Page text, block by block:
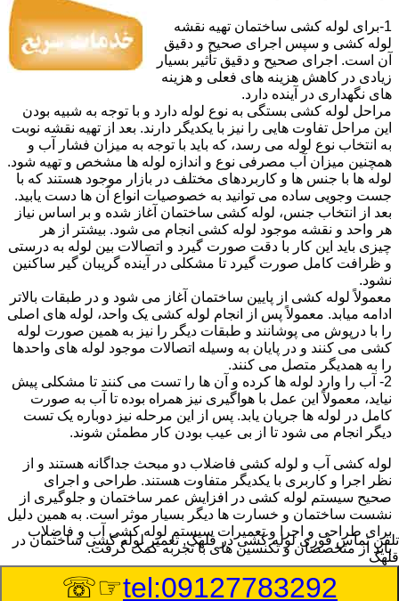
1-برای لوله کشی ساختمان تهیه نقشه
لوله کشی و سپس اجرای صحیح و دقیق
آن است. اجرای صحیح و دقیق تأثیر بسیار
زیادی در کاهش هزینه های فعلی و هزینه
های نگهداری در آینده دارد.
مراحل لوله کشی بستگی به نوع لوله دارد و با توجه به شبیه بودن
این مراحل تفاوت هایی را نیز با یکدیگر دارند. بعد از تهیه نقشه نوبت
به انتخاب نوع لوله می رسد، که باید با توجه به میزان فشار آب و
همچنین میزان آب مصرفی نوع و اندازه لوله ها مشخص و تهیه شود.
لوله ها با جنس ها و کاربردهای مختلف در بازار موجود هستند که با
جست وجویی ساده می توانید به خصوصیات انواع آن ها دست یابید.
بعد از انتخاب جنس، لوله کشی ساختمان آغاز شده و بر اساس نیاز
هر واحد و نقشه موجود لوله کشی انجام می شود. بیشتر از هر
چیزی باید این کار با دقت صورت گیرد و اتصالات بین لوله به درستی
و ظرافت کامل صورت گیرد تا مشکلی در آینده گریبان گیر ساکنین
نشود.
معمولاً لوله کشی از پایین ساختمان آغاز می شود و در طبقات بالاتر
ادامه میابد. معمولاً پس از انجام لوله کشی یک واحد، لوله های اصلی
را با درپوش می پوشانند و طبقات دیگر را نیز به همین صورت لوله
کشی می کنند و در پایان به وسیله اتصالات موجود لوله های واحدها
را به همدیگر متصل می کنند.
2- آب را وارد لوله ها کرده و آن ها را تست می کنند تا مشکلی پیش
نیاید، معمولاً این عمل با هواگیری نیز همراه بوده تا آب به صورت
کامل در لوله ها جریان یابد. پس از این مرحله نیز دوباره یک تست
دیگر انجام می شود تا از بی عیب بودن کار مطمئن شوند.
لوله کشی آب و لوله کشی فاضلاب دو مبحث جداگانه هستند و از
نظر اجرا و کاربری با یکدیگر متفاوت هستند. طراحی و اجرای
صحیح سیستم لوله کشی در افزایش عمر ساختمان و جلوگیری از
نشست ساختمان و خسارت ها دیگر بسیار موثر است. به همین دلیل
برای طراحی و اجرا و تعمیرات سیستم لوله کشی آب و فاضلاب
باید از متخصصان و تکنسین های با تجربه کمک گرفت.
:Published Date
تلفن تماس فوریلوله کشی در قلهک, تعمیر لوله کشی ساختمان در
قلهک
tel:09127783292
☞☏